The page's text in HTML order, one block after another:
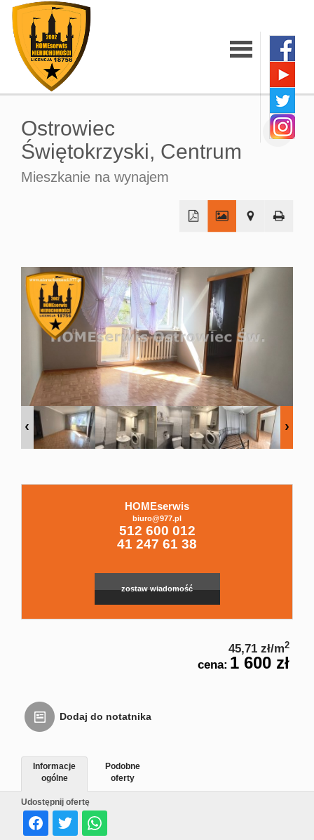
Strona
Mieszkania
Domy
Dzialki
Lokale
Usługi
deweloperska
Ostrowiec
Świętokrzyski, Centrum
Mieszkanie na wynajem
−
Leaflet
HOMEserwis
biuro@977.pl
512 600 012
41 247 61 38
zostaw wiadomość
45,71 zł/m2
cena: 1 600 zł
Dodaj do notatnika
Udostępnij ofertę
Informacje
ogólne
Podobne
oferty